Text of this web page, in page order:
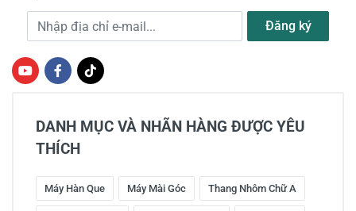
Địa chỉ e-mail Đăng ký
DANH MỤC VÀ NHÃN HÀNG ĐƯỢC YÊU
THÍCH
Máy Hàn Que Máy Mài Góc Thang Nhôm Chữ A